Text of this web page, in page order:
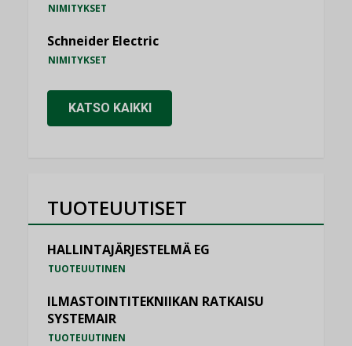
NIMITYKSET
Schneider Electric
NIMITYKSET
KATSO KAIKKI
TUOTEUUTISET
HALLINTAJÄRJESTELMÄ EG
TUOTEUUTINEN
ILMASTOINTITEKNIIKAN RATKAISU
SYSTEMAIR
TUOTEUUTINEN